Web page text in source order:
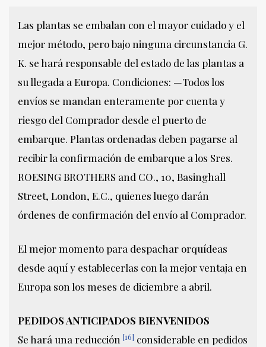
Las plantas se embalan con el mayor cuidado y el
mejor método, pero bajo ninguna circunstancia G.
K. se hará responsable del estado de las plantas a
su llegada a Europa. Condiciones: —Todos los
envíos se mandan enteramente por cuenta y
riesgo del Comprador desde el puerto de
embarque. Plantas ordenadas deben pagarse al
recibir la confirmación de embarque a los Sres.
ROESING BROTHERS and CO., 10, Basinghall
Street, London, E.C., quienes luego darán
órdenes de confirmación del envío al Comprador.
El mejor momento para despachar orquídeas
desde aquí y establecerlas con la mejor ventaja en
Europa son los meses de diciembre a abril.
PEDIDOS ANTICIPADOS BIENVENIDOS
Se hará una reducción [16] considerable en pedidos